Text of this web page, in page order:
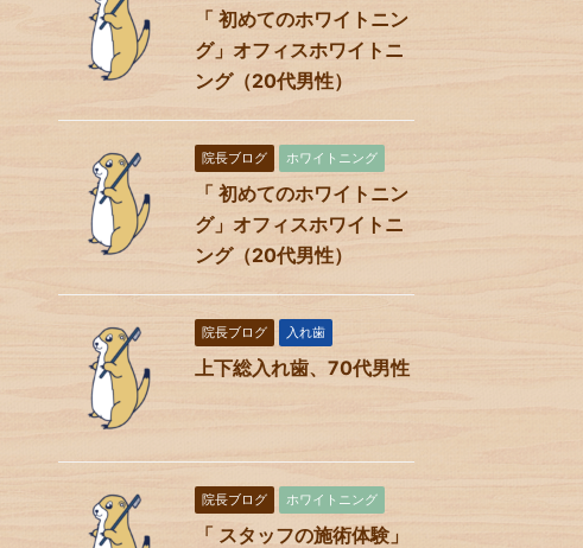
「 初めてのホワイトニン
グ」オフィスホワイトニ
ング（20代男性）
院長ブログ ホワイトニング
「 初めてのホワイトニン
グ」オフィスホワイトニ
ング（20代男性）
院長ブログ 入れ歯
上下総入れ歯、70代男性
院長ブログ ホワイトニング
「 スタッフの施術体験」